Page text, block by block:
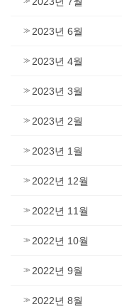
2023년 6월
2023년 4월
2023년 3월
2023년 2월
2023년 1월
2022년 12월
2022년 11월
2022년 10월
2022년 9월
2022년 8월